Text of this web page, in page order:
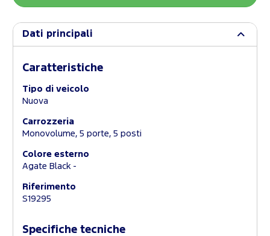
Dati principali
Caratteristiche
Tipo di veicolo
Nuova
Carrozzeria
Monovolume, 5 porte, 5 posti
Colore esterno
Agate Black -
Riferimento
S19295
Specifiche tecniche